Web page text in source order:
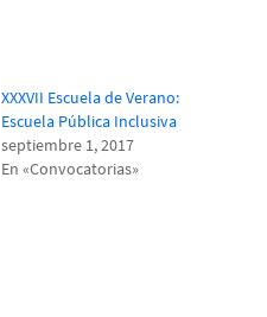
XXXVII Escuela de Verano:
Escuela Pública Inclusiva
septiembre 1, 2017
En «Convocatorias»